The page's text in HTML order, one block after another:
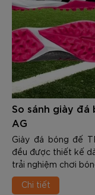
So sánh giày đá
AG
Giày đá bóng đế
đều được thiết kế
trải nghiệm chơi
Chi tiết